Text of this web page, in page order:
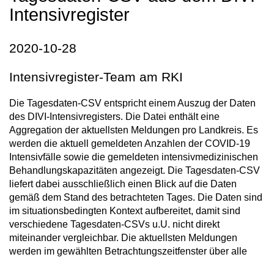
Intensivregister
2020-10-28
Intensivregister-Team am RKI
Die Tagesdaten-CSV entspricht einem Auszug der Daten
des DIVI-Intensivregisters. Die Datei enthält eine
Aggregation der aktuellsten Meldungen pro Landkreis. Es
werden die aktuell gemeldeten Anzahlen der COVID-19
Intensivfälle sowie die gemeldeten intensivmedizinischen
Behandlungskapazitäten angezeigt. Die Tagesdaten-CSV
liefert dabei ausschließlich einen Blick auf die Daten
gemäß dem Stand des betrachteten Tages. Die Daten sind
im situationsbedingten Kontext aufbereitet, damit sind
verschiedene Tagesdaten-CSVs u.U. nicht direkt
miteinander vergleichbar. Die aktuellsten Meldungen
werden im gewählten Betrachtungszeitfenster über alle